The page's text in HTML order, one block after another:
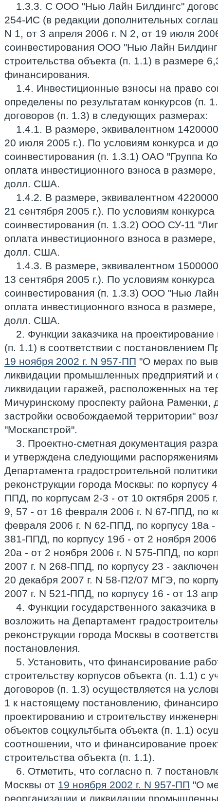
1.3.3. С ООО "Нью Лайн Билдингс"
254-ИС (в редакции дополнительных
N 1, от 3 апреля 2006 г. N 2, от 19 июля
соинвестирования ООО "Нью Лайн
строительства объекта (п. 1.1) в размере
финансирования.
1.4. Инвестиционные взносы на право
определены по результатам конкурсов (п.
договоров (п. 1.3) в следующих размерах:
1.4.1. В размере, эквивалентном
20 июля 2005 г.). По условиям конкурса и
соинвестирования (п. 1.3.1) ОАО "Группа
оплата инвестиционного взноса в
долл. США.
1.4.2. В размере, эквивалентном
21 сентября 2005 г.). По условиям
соинвестирования (п. 1.3.2) ООО СУ-11
оплата инвестиционного взноса в
долл. США.
1.4.3. В размере, эквивалентном
13 сентября 2005 г.). По условиям
соинвестирования (п. 1.3.3) ООО "Нью
оплата инвестиционного взноса в
долл. США.
2. Функции заказчика на проектирование
(п. 1.1) в соответствии с постановлением
19 ноября 2002 г. N 957-ПП "О мерах по
ликвидации промышленных предприятий и
ликвидации гаражей, расположенных на
Мичуринскому проспекту района Раменки,
застройки освобождаемой территории"
"Москапстрой".
3. Проектно-сметная документация
и утверждена следующими
Департамента градостроительной
реконструкции города Москвы: по корпусу
ППД, по корпусам 2-3 - от 10 октября 2005
9, 57 - от 16 февраля 2006 г. N 67-ППД, по
февраля 2006 г. N 62-ППД, по корпусу 18а -
381-ППД, по корпусу 19б - от 2 ноября
20а - от 2 ноября 2006 г. N 575-ППД, по
2007 г. N 268-ППД, по корпусу 23 -
20 декабря 2007 г. N 58-П2/07 МГЭ, по
2007 г. N 521-ППД, по корпусу 16 - от 13
4. Функции государственного заказчика
возложить на Департамент
реконструкции города Москвы в
постановления.
5. Установить, что финансирование
строительству корпусов объекта (п. 1.1) с
договоров (п. 1.3) осуществляется на
1 к настоящему постановлению,
проектированию и строительству
объектов соцкультбыта объекта (п. 1.1)
соотношении, что и финансирование
строительства объекта (п. 1.1).
6. Отметить, что согласно п. 7
Москвы от 19 ноября 2002 г. N 957-ПП "О
реорганизации и ликвидации